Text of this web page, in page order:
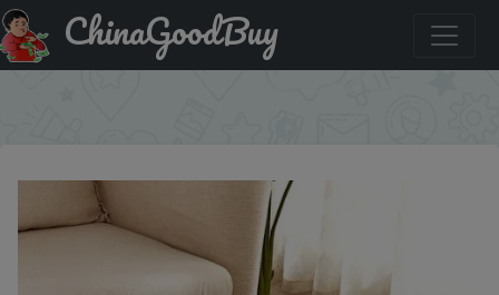
Придбати по знижці ZDHF15 Simple Love Shape Wool-
like CarpetChinaGoodBuy